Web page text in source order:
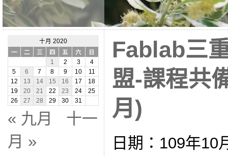
十月 2020
一
二 三 四 五 六
日
1
2 3
4
5
6 7 8 9 10
11
12
13 14 15 16 17
18
19
20 21 22 23 24
25
26
27 28 29 30 31
« 九月
十一
月 »
Fablab三
盟-課程共
月)
日期：109年10